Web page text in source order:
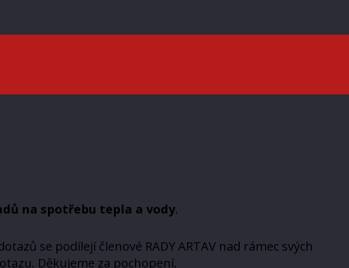
na spotřebu tepla a vody.
se podílejí členové RADY ARTAV nad rámec svých
Děkujeme za pochopení.